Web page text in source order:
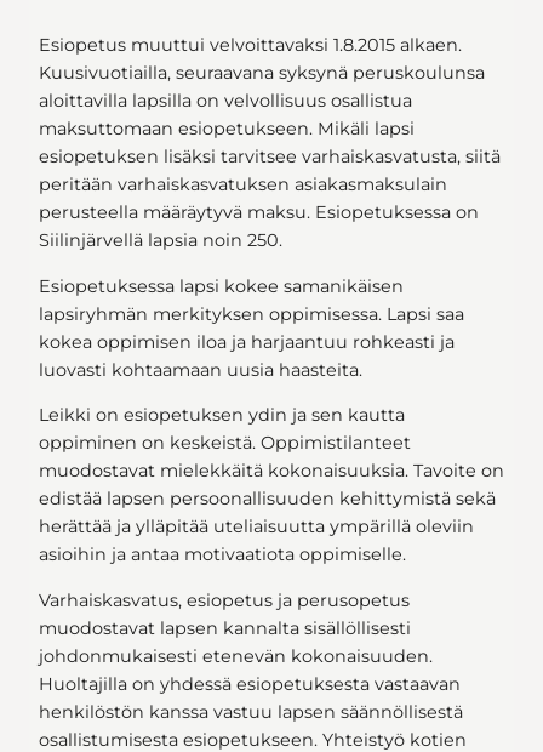
Esiopetus muuttui velvoittavaksi 1.8.2015 alkaen.
Kuusivuotiailla, seuraavana syksynä peruskoulunsa
aloittavilla lapsilla on velvollisuus osallistua
maksuttomaan esiopetukseen. Mikäli lapsi
esiopetuksen lisäksi tarvitsee varhaiskasvatusta, siitä
peritään varhaiskasvatuksen asiakasmaksulain
perusteella määräytyvä maksu. Esiopetuksessa on
Siilinjärvellä lapsia noin 250.
Esiopetuksessa lapsi kokee samanikäisen
lapsiryhmän merkityksen oppimisessa. Lapsi saa
kokea oppimisen iloa ja harjaantuu rohkeasti ja
luovasti kohtaamaan uusia haasteita.
Leikki on esiopetuksen ydin ja sen kautta
oppiminen on keskeistä. Oppimistilanteet
muodostavat mielekkäitä kokonaisuuksia. Tavoite on
edistää lapsen persoonallisuuden kehittymistä sekä
herättää ja ylläpitää uteliaisuutta ympärillä oleviin
asioihin ja antaa motivaatiota oppimiselle.
Varhaiskasvatus, esiopetus ja perusopetus
muodostavat lapsen kannalta sisällöllisesti
johdonmukaisesti etenevän kokonaisuuden.
Huoltajilla on yhdessä esiopetuksesta vastaavan
henkilöstön kanssa vastuu lapsen säännöllisestä
osallistumisesta esiopetukseen. Yhteistyö kotien